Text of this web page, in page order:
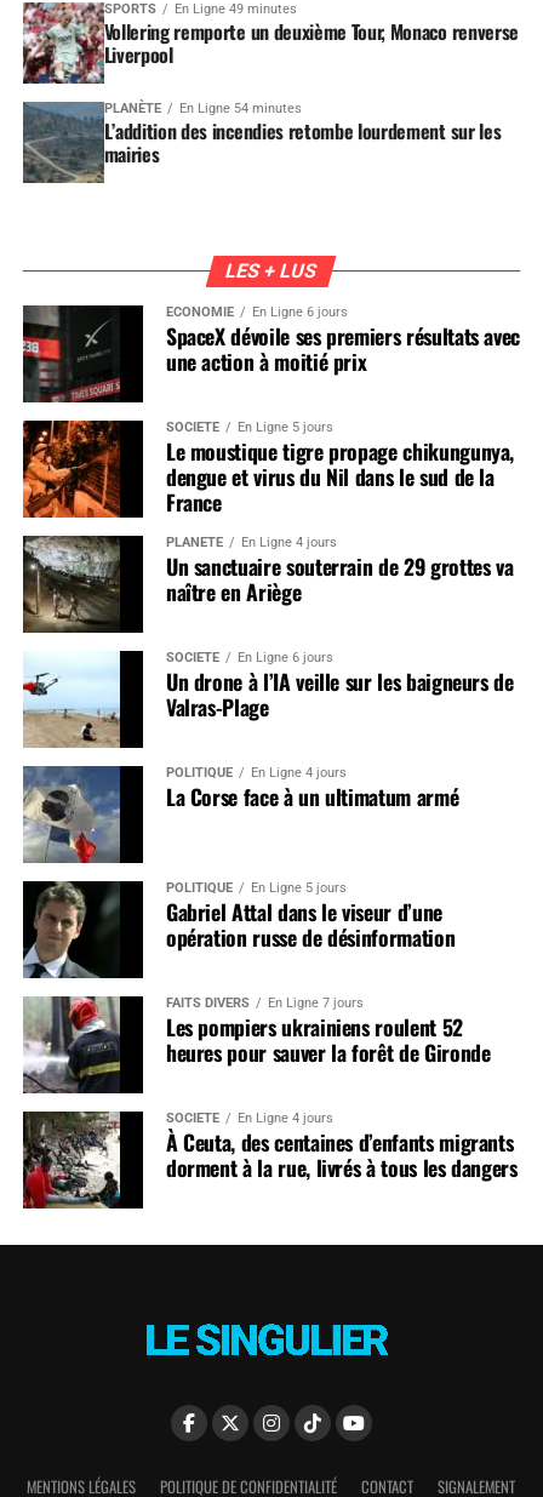
SPORTS En Ligne 49 minutes
Vollering remporte un deuxième Tour, Monaco renverse
Liverpool
PLANÈTE En Ligne 54 minutes
L’addition des incendies retombe lourdement sur les
mairies
LES + LUS
ÉCONOMIE En Ligne 6 jours
SpaceX dévoile ses premiers résultats avec
une action à moitié prix
SOCIÉTÉ En Ligne 5 jours
Le moustique tigre propage chikungunya,
dengue et virus du Nil dans le sud de la
France
PLANÈTE En Ligne 4 jours
Un sanctuaire souterrain de 29 grottes va
naître en Ariège
SOCIÉTÉ En Ligne 6 jours
Un drone à l’IA veille sur les baigneurs de
Valras-Plage
POLITIQUE En Ligne 4 jours
La Corse face à un ultimatum armé
POLITIQUE En Ligne 5 jours
Gabriel Attal dans le viseur d’une
opération russe de désinformation
FAITS DIVERS En Ligne 7 jours
Les pompiers ukrainiens roulent 52
heures pour sauver la forêt de Gironde
SOCIÉTÉ En Ligne 4 jours
À Ceuta, des centaines d’enfants migrants
dorment à la rue, livrés à tous les dangers
MENTIONS LÉGALES POLITIQUE DE CONFIDENTIALITÉ CONTACT SIGNALEMENT